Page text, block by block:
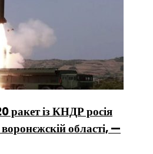
ракет із КНДР росія
області, —